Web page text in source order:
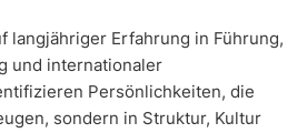
langjähriger Erfahrung in Führung,
und internationaler
Persönlichkeiten, die
sondern in Struktur, Kultur